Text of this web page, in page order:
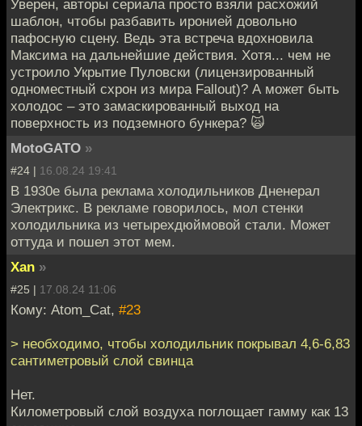
Уверен, авторы сериала просто взяли расхожий
шаблон, чтобы разбавить иронией довольно
пафосную сцену. Ведь эта встреча вдохновила
Максима на дальнейшие действия. Хотя... чем не
устроило Укрытие Пуловски (лицензированный
одноместный схрон из мира Fallout)? А может быть
холодос – это замаскированный выход на
поверхность из подземного бункера? 🙀
MotoGATO »
#24 | 16.08.24 19:41
В 1930е была реклама холодильников Дненерал
Электрикс. В рекламе говорилось, мол стенки
холодильника из четырехдюймовой стали. Может
оттуда и пошел этот мем.
Xan »
#25 | 17.08.24 11:06
Кому: Atom_Cat, #23
> необходимо, чтобы холодильник покрывал 4,6-6,83
сантиметровый слой свинца
Нет.
Километровый слой воздуха поглощает гамму как 13